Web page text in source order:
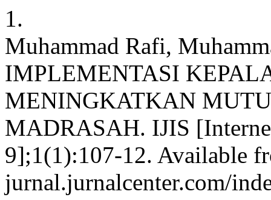
1.
Muhammad Rafi,
IMPLEMENTASI
MENINGKATKAN
MADRASAH. IJIS
9];1(1):107-12. Available
jurnal.jurnalcenter.com/